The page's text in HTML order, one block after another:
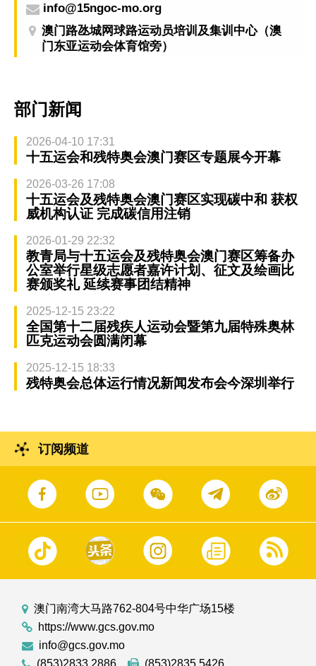
info@15ngoc-mo.org
澳门路氹城网球路运动员培训及集训中心（澳
门东亚运动会体育馆旁）
部门新闻
2026-04-10 17:31
十五运会和残特奥会澳门赛区专题展今开幕
2026-03-26 17:08
十五运会及残特奥会澳门赛区实现碳中和 获权
威机构认证 完成碳信用注销
2026-01-29 22:32
教青局与十五运会及残特奥会澳门赛区筹备办
公室举行星级志愿者嘉许计划、征文及绘画比
赛颁奖礼 延续赛事团结精神
2025-12-15 23:22
全国第十二届残疾人运动会暨第九届特殊奥林
匹克运动会圆满闭幕
2025-12-15 18:33
残特奥会总体运行情况新闻发布会今深圳举行
订阅频道
澳门南湾大马路762-804号中华广场15楼
https://www.gcs.gov.mo
info@gcs.gov.mo
(853)2833 2886
(853)2835 5426